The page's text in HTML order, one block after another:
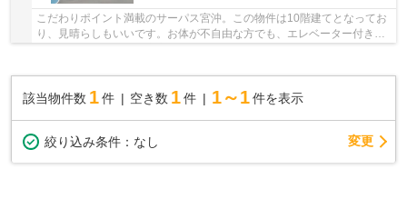
こだわりポイント満載のサーパス宮沖。この物件は10階建てとなってお
り、見晴らしもいいです。お体が不自由な方でも、エレベーター付きの
該当物件数 1件 空き数 1 件 1～1 件を表示
絞り込み条件： なし 変更